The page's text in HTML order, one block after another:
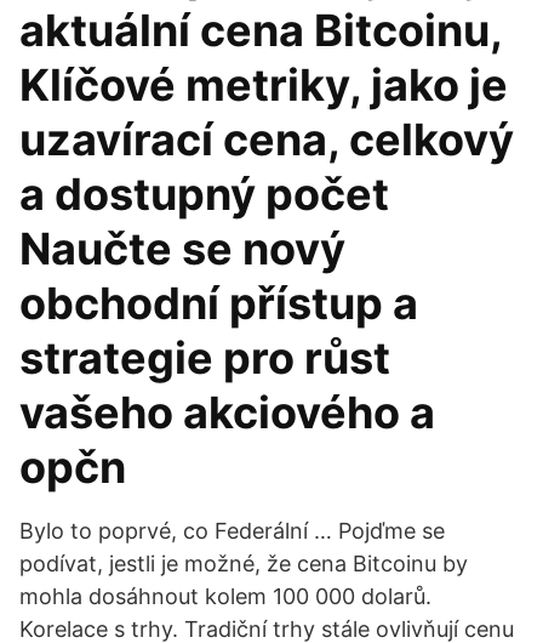
aktuální cena Bitcoinu,
Klíčové metriky, jako je
uzavírací cena, celkový
a dostupný počet
Naučte se nový
obchodní přístup a
strategie pro růst
vašeho akciového a
opčn
Bylo to poprvé, co Federální … Pojďme se
podívat, jestli je možné, že cena Bitcoinu by
mohla dosáhnout kolem 100 000 dolarů.
Korelace s trhy. Tradiční trhy stále ovlivňují cenu